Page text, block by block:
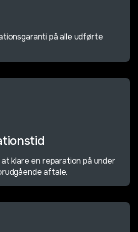
på alle udførte
klare en reparation på under
aftale.